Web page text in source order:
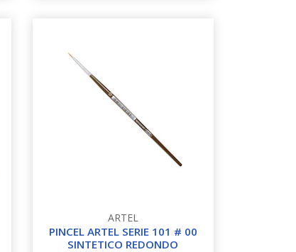
ARTEL
PINCEL ARTEL SERIE 101 # 00
SINTETICO REDONDO